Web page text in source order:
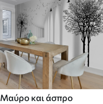
Μαύρο και άσπρο